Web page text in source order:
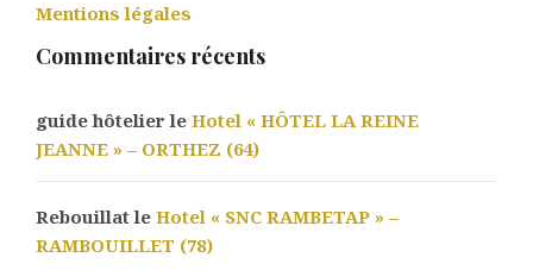
Mentions légales
Commentaires récents
guide hôtelier le Hotel « HÔTEL LA REINE
JEANNE » – ORTHEZ (64)
Rebouillat le Hotel « SNC RAMBETAP » –
RAMBOUILLET (78)